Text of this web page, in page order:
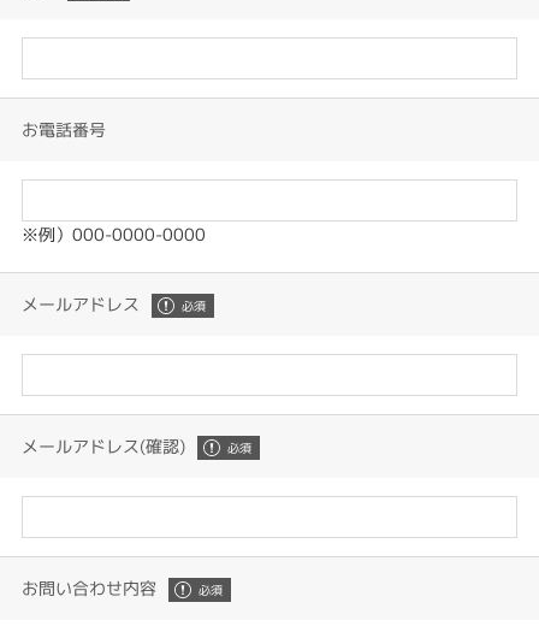
お電話番号
※例）000-0000-0000
メールアドレス
メールアドレス(確認)
お問い合わせ内容